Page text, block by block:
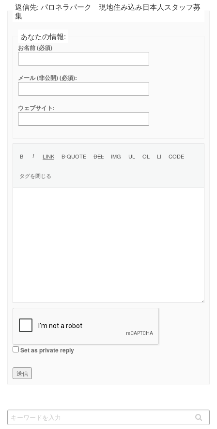
返信先: パロネラパーク 現地住み込み日本人スタッフ募
集
あなたの情報:
お名前 (必須)
メール (非公開) (必須):
ウェブサイト:
Set as private reply
送信